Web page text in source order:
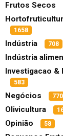
Frutos Secos
1658
Indústria 708
Indústria
Investigacao &
583
Negócios 770
Olivicultura
Opinião 58